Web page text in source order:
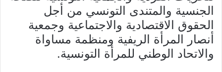
الجنسية والمتندى التونسي من أجل
الحقوق الاقتصادية والاجتماعية وجمعية
أنصار المرأة الريفية ومنظمة مساواة
والاتحاد الوطني للمرأة التونسية.